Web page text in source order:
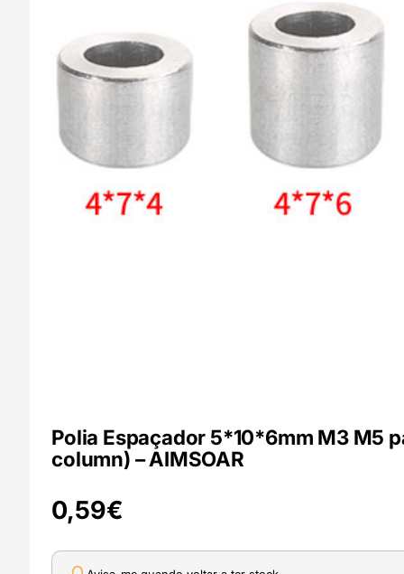
Polia Espaçador 5*10*6mm M3 M5
column) – AIMSOAR
0,59€